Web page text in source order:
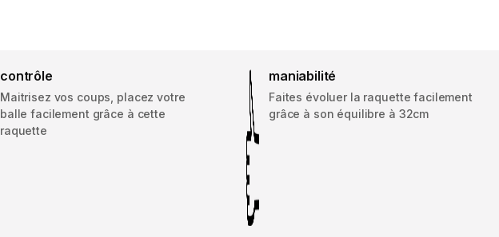
contrôle
Maitrisez vos coups, placez votre
balle facilement grâce à cette
raquette
maniabilité
Faites évoluer la raquette facilement
grâce à son équilibre à 32cm